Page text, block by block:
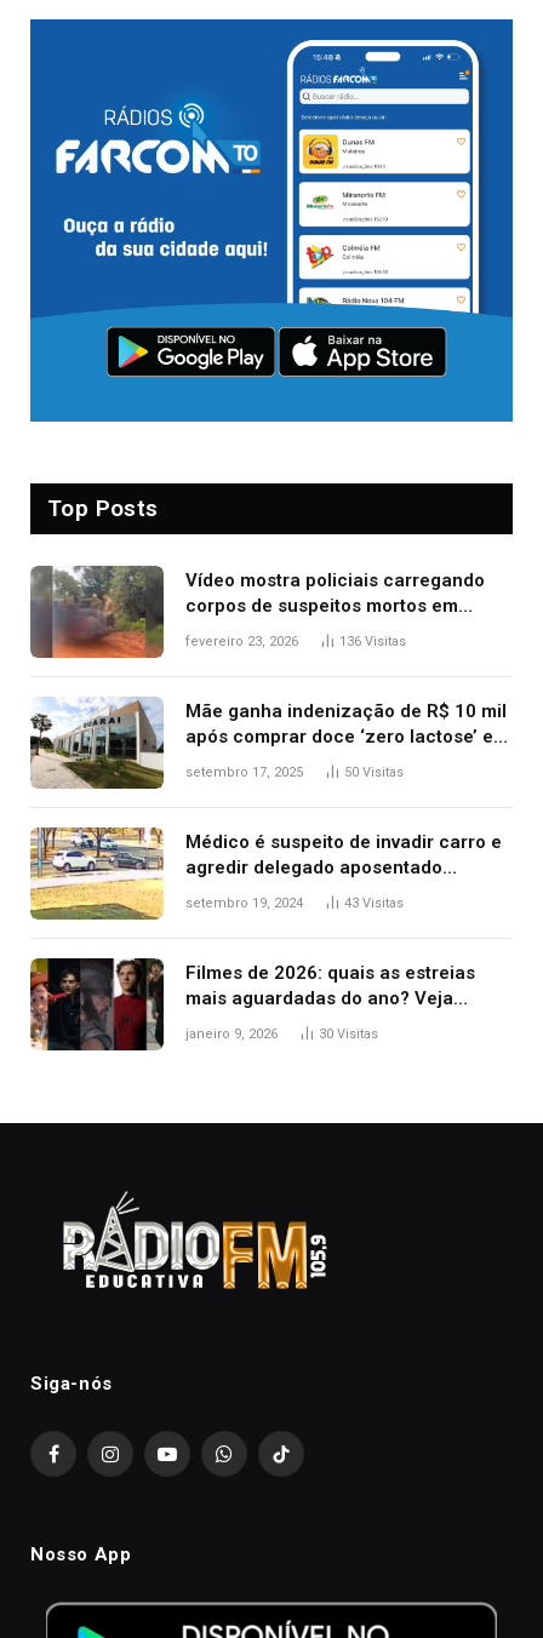
Top Posts
Vídeo mostra policiais carregando
corpos de suspeitos mortos em
confronto dentro de caminhonete
fevereiro 23, 2026 136 Visitas
Mãe ganha indenização de R$ 10 mil
após comprar doce ‘zero lactose’ e
filha ter reação alérgica grave
setembro 17, 2025 50 Visitas
Médico é suspeito de invadir carro e
agredir delegado aposentado
durante confusão no trânsito
setembro 19, 2024 43 Visitas
Filmes de 2026: quais as estreias
mais aguardadas do ano? Veja
principais lançamentos do cinema
janeiro 9, 2026 30 Visitas
Siga-nós
FacebookInstagramYouTubeWhatsAppTikTok
Nosso App